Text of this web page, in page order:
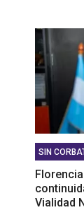
SIN
Vialidad